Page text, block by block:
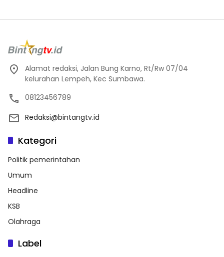
Alamat redaksi, Jalan Bung Karno, Rt/Rw 07/04
kelurahan Lempeh, Kec Sumbawa.
08123456789
Redaksi@bintangtv.id
Kategori
Politik pemerintahan
Umum
Headline
KSB
Olahraga
Label